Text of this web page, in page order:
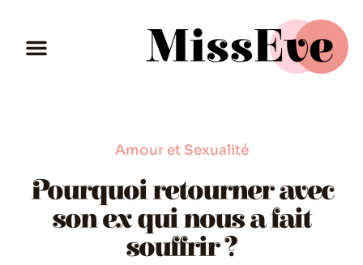
Amour et Sexualité
Pourquoi retourner avec
son ex qui nous a fait
souffrir ?